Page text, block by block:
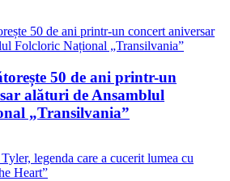
50 de ani printr-un
alături de Ansamblul
„Transilvania”